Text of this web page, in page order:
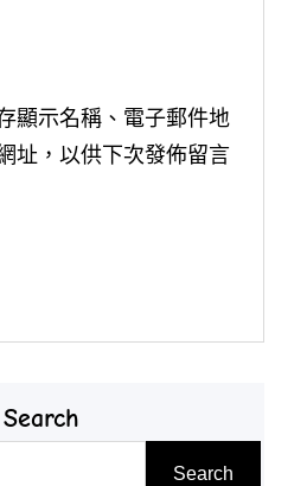
顯示名稱、電子郵件地
址，以供下次發佈留言
Search
Search